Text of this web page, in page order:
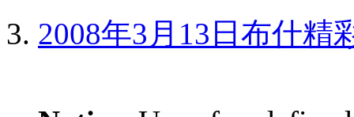
2008年3月13日布什精